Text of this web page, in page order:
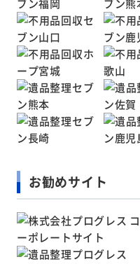
お勧めサイト